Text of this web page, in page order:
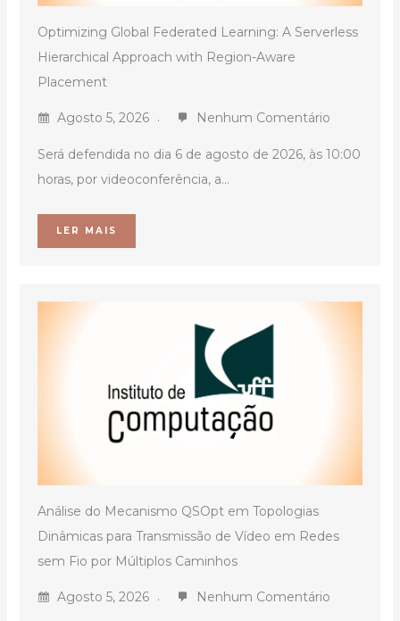
Optimizing Global Federated Learning: A Serverless
Hierarchical Approach with Region-Aware
Placement
Agosto 5, 2026 Nenhum Comentário
Será defendida no dia 6 de agosto de 2026, às 10:00
horas, por videoconferência, a...
LER MAIS
Análise do Mecanismo QSOpt em Topologias
Dinâmicas para Transmissão de Vídeo em Redes
sem Fio por Múltiplos Caminhos
Agosto 5, 2026 Nenhum Comentário